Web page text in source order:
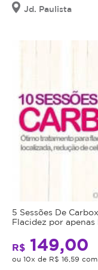
Jd. Paulista
5 Sessões De
Flacidez por apenas
R$ 149,00
ou 10x de R$ 16,59